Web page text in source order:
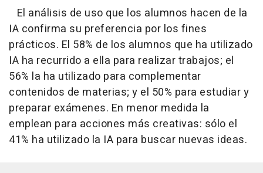
El análisis de uso que los alumnos hacen de la
IA confirma su preferencia por los fines
prácticos. El 58% de los alumnos que ha utilizado
IA ha recurrido a ella para realizar trabajos; el
56% la ha utilizado para complementar
contenidos de materias; y el 50% para estudiar y
preparar exámenes. En menor medida la
emplean para acciones más creativas: sólo el
41% ha utilizado la IA para buscar nuevas ideas.